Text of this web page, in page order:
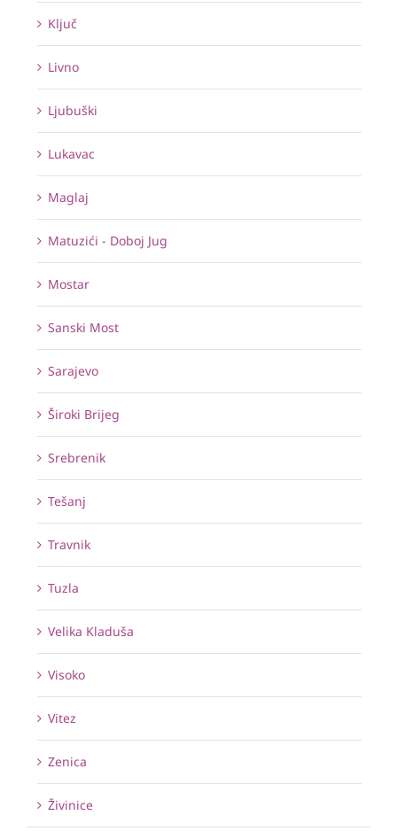
Ključ
Livno
Ljubuški
Lukavac
Maglaj
Matuzići - Doboj Jug
Mostar
Sanski Most
Sarajevo
Široki Brijeg
Srebrenik
Tešanj
Travnik
Tuzla
Velika Kladuša
Visoko
Vitez
Zenica
Živinice